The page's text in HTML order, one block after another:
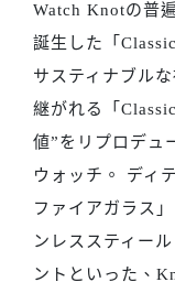
Watch Knotの普
誕生した「
サスティナブル
継がれる「
値”をリプロデュ
ウォッチ。 ディ
ファイアガラス
ンレススティー
ントといった、